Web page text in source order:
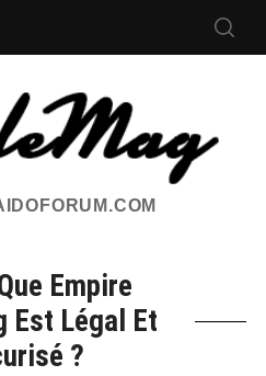
Empire
Est Légal Et
?